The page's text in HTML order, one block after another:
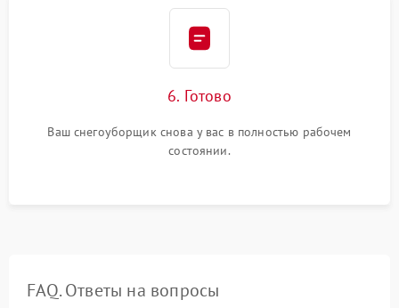
6. Готово
Ваш снегоуборщик снова у вас в полностью рабочем
состоянии.
FAQ. Ответы на вопросы